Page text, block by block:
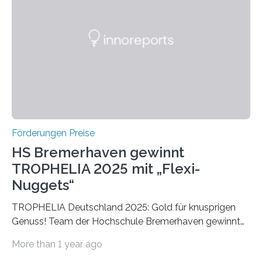
Foundation, des BIAL Award in Biomedicine ist in
Förderungen Preise
HS Bremerhaven gewinnt
TROPHELIA 2025 mit „Flexi-
Nuggets“
TROPHELIA Deutschland 2025: Gold für knusprigen
Genuss! Team der Hochschule Bremerhaven gewinnt
ECOTROPHELIAMit der Produktidee “Flexi-Nuggets”
More than 1 year ago